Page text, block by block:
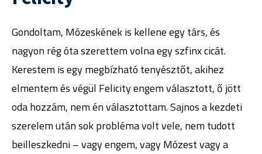
Gondoltam, Mózeskének is kellene egy társ, és
nagyon rég óta szerettem volna egy szfinx cicát.
Kerestem is egy megbízható tenyésztőt, akihez
elmentem és végül Felicity engem választott, ő jött
oda hozzám, nem én választottam. Sajnos a kezdeti
szerelem után sok probléma volt vele, nem tudott
beilleszkedni – vagy engem, vagy Mózest vagy a